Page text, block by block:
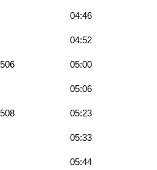
04:46
04:52
05:00
05:06
05:23
05:33
05:44